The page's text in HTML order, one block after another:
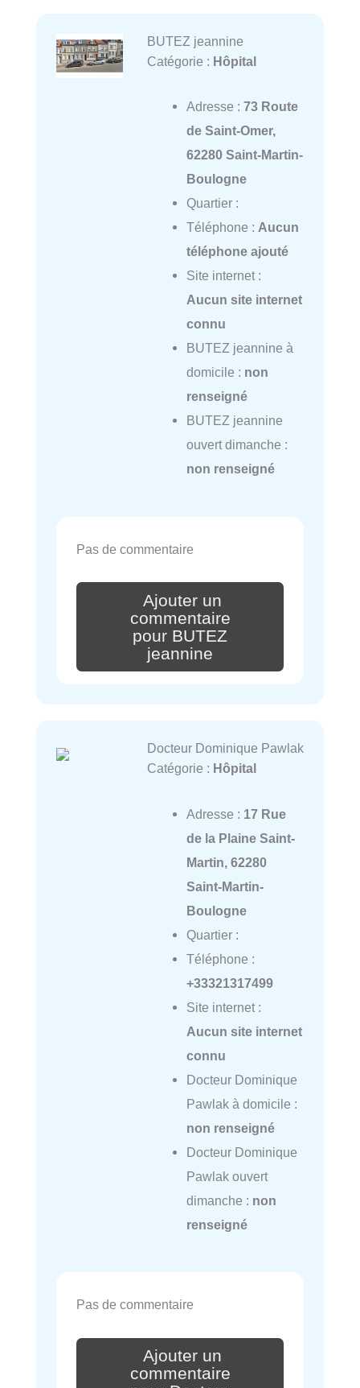
BUTEZ jeannine
Catégorie : Hôpital
Adresse : 73 Route
de Saint-Omer,
62280 Saint-Martin-
Boulogne
Quartier :
Téléphone : Aucun
téléphone ajouté
Site internet :
Aucun site internet
connu
BUTEZ jeannine à
domicile : non
renseigné
BUTEZ jeannine
ouvert dimanche :
non renseigné
Pas de commentaire
Ajouter un
commentaire
pour BUTEZ
jeannine
Docteur Dominique Pawlak
Catégorie : Hôpital
Adresse : 17 Rue
de la Plaine Saint-
Martin, 62280
Saint-Martin-
Boulogne
Quartier :
Téléphone :
+33321317499
Site internet :
Aucun site internet
connu
Docteur Dominique
Pawlak à domicile :
non renseigné
Docteur Dominique
Pawlak ouvert
dimanche : non
renseigné
Pas de commentaire
Ajouter un
commentaire